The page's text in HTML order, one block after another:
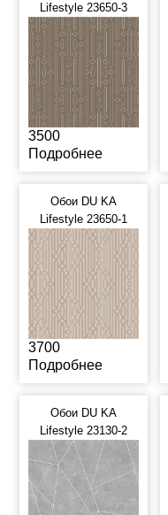
Lifestyle 23650-3
3500
Подробнее
Обои DU KA
Lifestyle 23650-1
3700
Подробнее
Обои DU KA
Lifestyle 23130-2